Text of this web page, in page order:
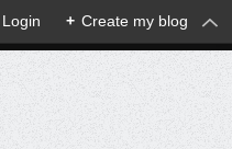
Login + Create my blog